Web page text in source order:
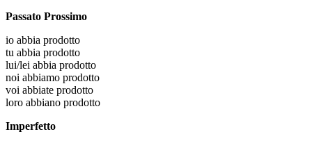
Passato Prossimo
io abbia prodotto
tu abbia prodotto
lui/lei abbia prodotto
noi abbiamo prodotto
voi abbiate prodotto
loro abbiano prodotto
Imperfetto